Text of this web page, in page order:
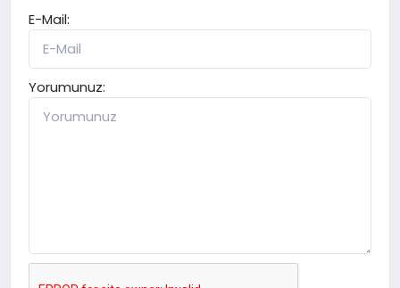
E-Mail:
Yorumunuz: